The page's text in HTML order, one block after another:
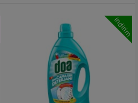
indirim